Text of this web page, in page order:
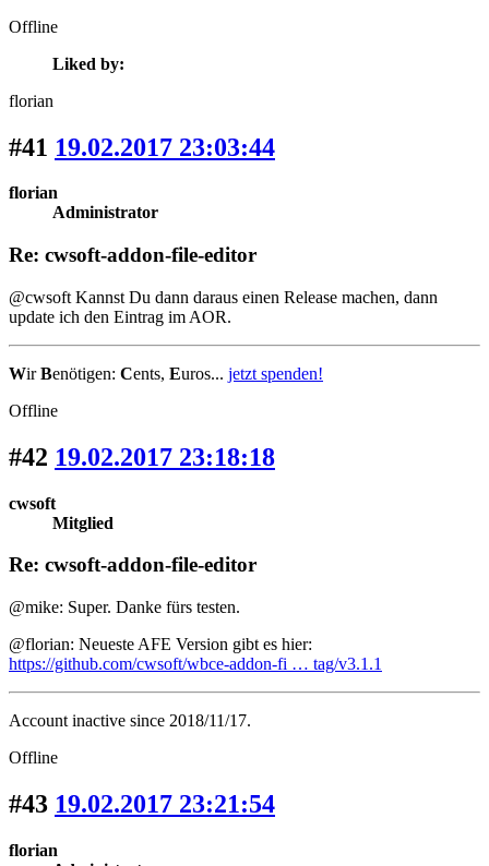
Offline
Liked by:
florian
#41 19.02.2017 23:03:44
florian
Administrator
Re: cwsoft-addon-file-editor
@cwsoft Kannst Du dann daraus einen Release machen, dann
update ich den Eintrag im AOR.
WirBenötigen: Cents, Euros... jetzt spenden!
Offline
#42 19.02.2017 23:18:18
cwsoft
Mitglied
Re: cwsoft-addon-file-editor
@mike: Super. Danke fürs testen.
@florian: Neueste AFE Version gibt es hier:
https://github.com/cwsoft/wbce-addon-fi … tag/v3.1.1
Account inactive since 2018/11/17.
Offline
#43 19.02.2017 23:21:54
florian